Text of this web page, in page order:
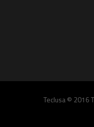
Teclusa © 2016